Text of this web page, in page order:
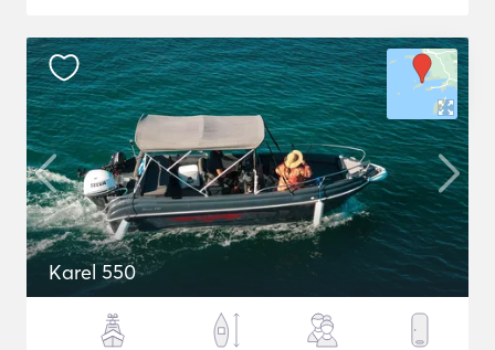
Karel 550